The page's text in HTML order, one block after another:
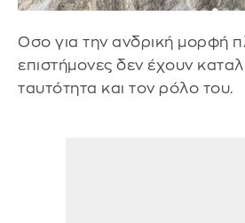
Οσο για την ανδρική μορφή
επιστήμονες δεν έχουν
ταυτότητα και τον ρόλο του.